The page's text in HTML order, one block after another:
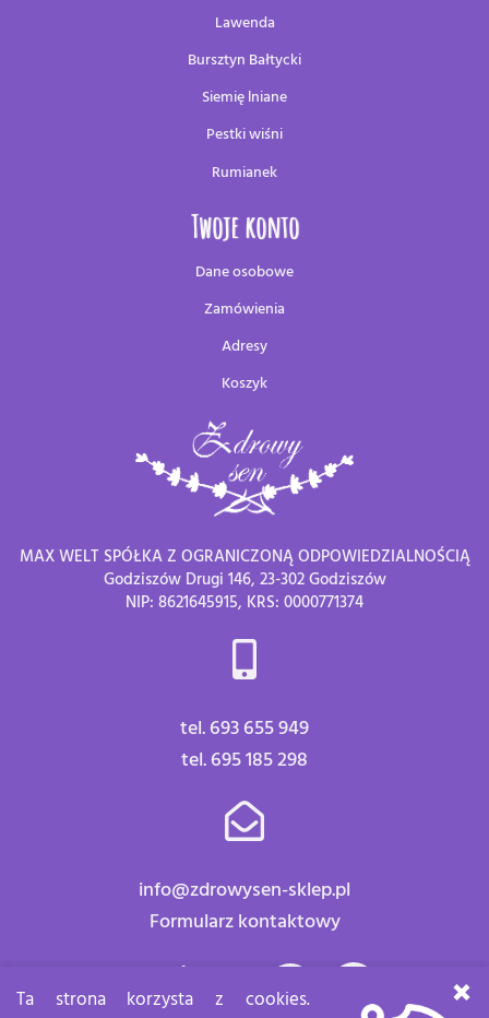
Lawenda
Bursztyn Bałtycki
Siemię lniane
Pestki wiśni
Rumianek
Twoje konto
Dane osobowe
Zamówienia
Adresy
Koszyk
MAX WELT SPÓŁKA Z OGRANICZONĄ ODPOWIEDZIALNOŚCIĄ
Godziszów Drugi 146, 23-302 Godziszów
NIP: 8621645915, KRS: 0000771374
tel. 693 655 949
tel. 695 185 298
info@zdrowysen-sklep.pl
Formularz kontaktowy
Znajdź nas:
Ta strona korzysta z cookies.
×